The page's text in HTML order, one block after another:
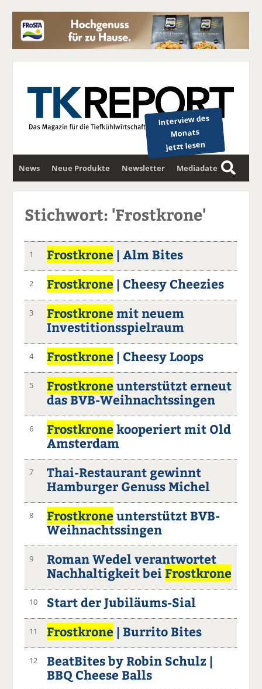
Interview des
Monats
jetzt lesen
News Neue Produkte Newsletter Mediadaten
S
u
Stichwort: 'Frostkrone'
1 Frostkrone | Alm Bites
2 Frostkrone | Cheesy Cheezies
3 Frostkronemit neuem
Investitionsspielraum
4 Frostkrone | Cheesy Loops
5 Frostkroneunterstützt erneut
das BVB-Weihnachtssingen
6 Frostkronekooperiert mit Old
Amsterdam
7
Thai-Restaurant gewinnt
Hamburger Genuss Michel
8 Frostkroneunterstützt BVB-
Weihnachtssingen
9
Roman Wedel verantwortet
Nachhaltigkeit bei Frostkrone
10 Start der Jubiläums-Sial
11 Frostkrone | Burrito Bites
12
BeatBites by Robin Schulz |
BBQ Cheese Balls